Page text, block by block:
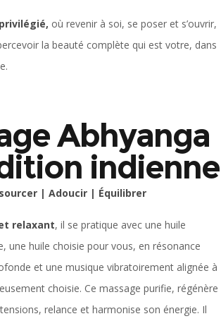
où revenir à soi, se poser et s’ouvrir,
la beauté complète qui est votre, dans
Abhyanga
indienne
| Adoucir | Équilibrer
relaxant, il se pratique avec une huile
une huile choisie pour vous, en résonance
et une musique vibratoirement alignée à
choisie. Ce massage purifie, régénère
relance et harmonise son énergie. Il